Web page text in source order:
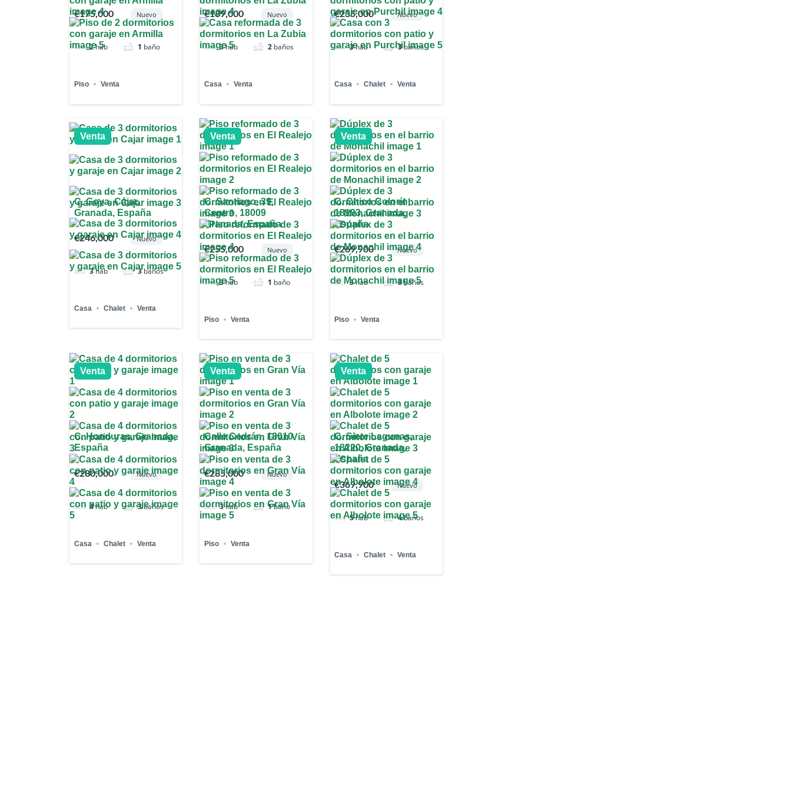
€175,000 Nuevo
2hab 1 baño
Piso Venta
€189,000 Nuevo
3hab 2 baños
Casa Venta
€235,000 Nuevo
3hab 3baños
Casa Chalet Venta
Venta
C. Goya, Cájar,
Granada, España
€246,000 Nuevo
3hab 3 baños
Casa Chalet Venta
Venta
C. Santiago, 39,
Centro, 18009
Granada, España
€255,000 Nuevo
3hab 1 baño
Piso Venta
Venta
C. Chico Colorín,
18193, Granada,
España
€269,900 Nuevo
3hab 3baños
Piso Venta
Venta
C. Honduras, Granada,
España
€280,000 Nuevo
4hab 3baños
Casa Chalet Venta
Venta
Calle Cedrán, 18010
Granada, España
€285,000 Nuevo
3hab 1baño
Piso Venta
Venta
C. Siete Lagunas,
18220, Granada,
España
€369,900 Nuevo
5hab 4baños
Casa Chalet Venta